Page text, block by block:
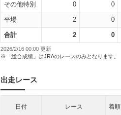
その他特別 0 0
平場 2 0
合計 2 0
2026/2/16 00:00 更新
※「総合成績」はJRAのレースのみとなります。
出走レース
日付 レース 着順